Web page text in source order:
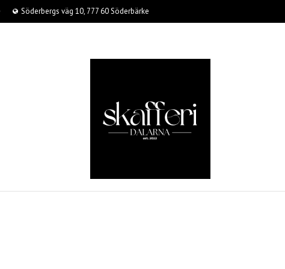
Söderbergs väg 10, 777 60 Söderbärke